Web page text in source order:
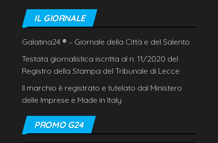
IL GIORNALE
Galatina24 ® – Giornale della Città e del Salento
Testata giornalistica iscritta al n. 11/2020 del
Registro della Stampa del Tribunale di Lecce
Il marchio è registrato e tutelato dal Ministero
delle Imprese e Made in Italy
PROMO G24